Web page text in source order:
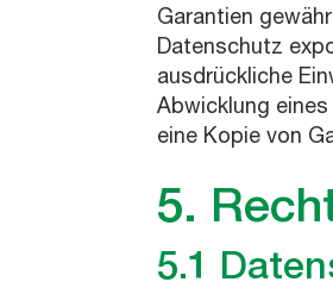
Garantien
Datenschutz
ausdrückliche
Abwicklung
eine Kopie von
5.
5.1